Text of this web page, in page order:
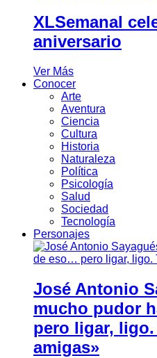
XLSemanal
aniversario
Ver Más
Conocer
Arte
Aventura
Ciencia
Cultura
Historia
Naturaleza
Política
Psicología
Salud
Sociedad
Tecnología
Personajes
José Antonio
mucho pudor
pero ligar,
amigas»